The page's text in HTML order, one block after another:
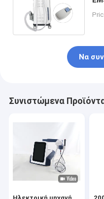
Να
Συνιστώμενα